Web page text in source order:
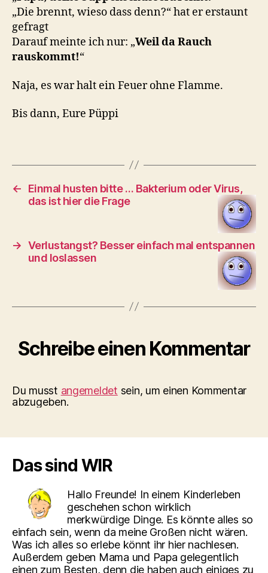
„Die brennt, wieso dass denn?“ hat er erstaunt
gefragt
Darauf meinte ich nur: „Weil da Rauch
rauskommt!“
Naja, es war halt ein Feuer ohne Flamme.
Bis dann, Eure Püppi
←
Einmal husten bitte … Bakterium oder Virus,
das ist hier die Frage
→ Verlustangst? Besser einfach mal entspannen
und loslassen
Schreibe einen Kommentar
Du musst angemeldet sein, um einen Kommentar
abzugeben.
Das sind WIR
Hallo Freunde! In einem Kinderleben
geschehen schon wirklich
merkwürdige Dinge. Es könnte alles so
einfach sein, wenn da meine Großen nicht wären.
Was ich alles so erlebe könnt ihr hier nachlesen.
Außerdem geben Mama und Papa gelegentlich
einen zum Besten, denn die haben auch einiges zu